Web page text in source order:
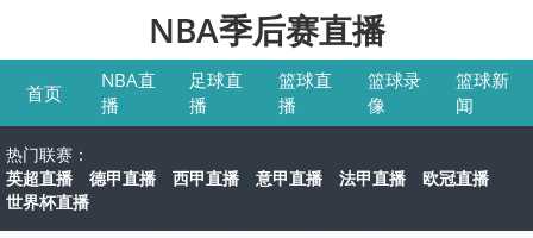
NBA季后赛直播
首页
NBA直
播
足球直
播
篮球直
播
篮球录
像
篮球新
闻
热门联赛：
英超直播
德甲直播 西甲直播 意甲直播 法甲直播
欧冠直播
世界杯直播